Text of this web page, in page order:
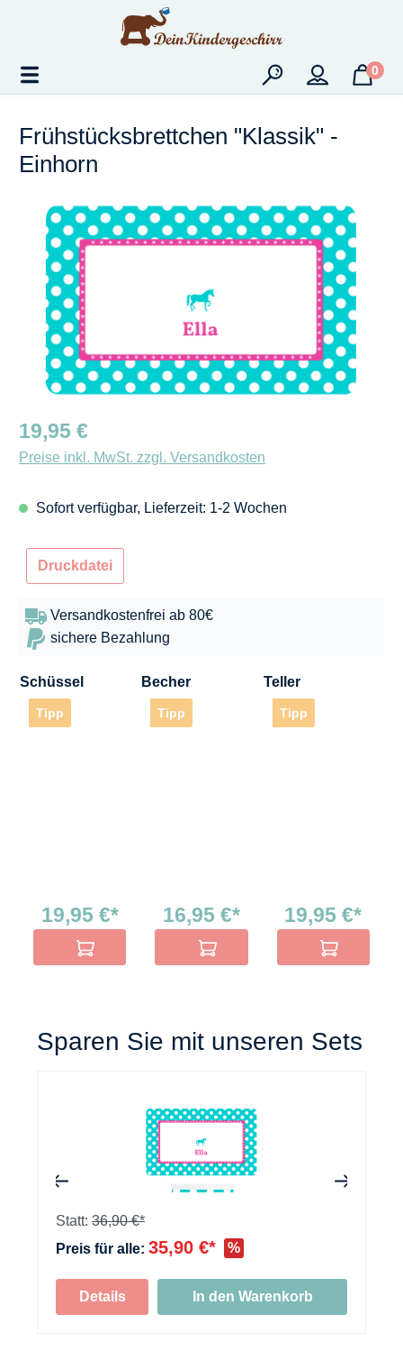
Zum Hauptinhalt springen
0
Frühstücksbrettchen "Klassik" -
Einhorn
Tipp
Schüssel
19,95 €*
In den Warenkorb
Tipp
Becher
16,95 €*
In den Warenkorb
Tipp
Teller
19,95 €*
In den
Bildergalerie überspringen
Regulärer Preis:
19,95 €
Preise inkl. MwSt. zzgl. Versandkosten
Sofort verfügbar, Lieferzeit: 1-2 Wochen
Druckdatei
Versandkostenfrei ab 80€
sichere Bezahlung
Sparen Sie mit unseren Sets
Statt: 36,90 €*
Preis für alle: 35,90 €* %
Details In den Warenkorb